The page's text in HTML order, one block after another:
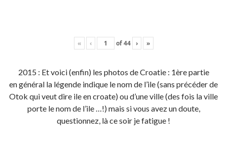
« ‹ of44 › »
2015 : Et voici (enfin) les photos de Croatie : 1ère partie
en général la légende indique le nom de l’ile (sans précéder de
Otok qui veut dire ile en croate) ou d’une ville (des fois la ville
porte le nom de l’ile …!) mais si vous avez un doute,
questionnez, là ce soir je fatigue !